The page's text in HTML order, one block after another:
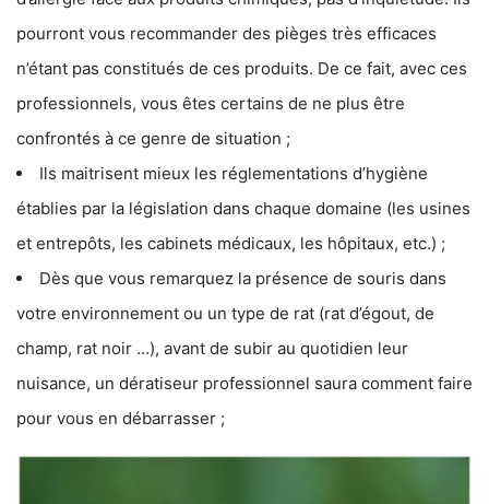
pourront vous recommander des pièges très efficaces
n’étant pas constitués de ces produits. De ce fait, avec ces
professionnels, vous êtes certains de ne plus être
confrontés à ce genre de situation ;
Ils maitrisent mieux les réglementations d’hygiène
établies par la législation dans chaque domaine (les usines
et entrepôts, les cabinets médicaux, les hôpitaux, etc.) ;
Dès que vous remarquez la présence de souris dans
votre environnement ou un type de rat (rat d’égout, de
champ, rat noir …), avant de subir au quotidien leur
nuisance, un dératiseur professionnel saura comment faire
pour vous en débarrasser ;